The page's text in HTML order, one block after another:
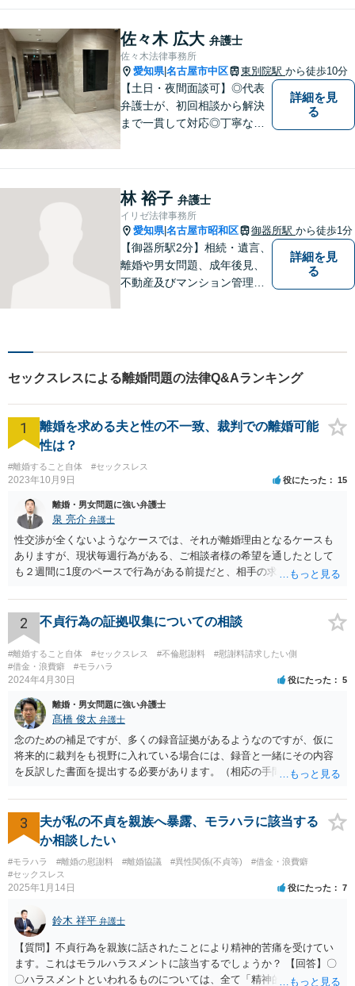
ターネット／削除請求や開示
請求、利用規約などのトラブ
ルはお任せ！相続／感情面の
納得感を重視します。
佐々木 広大 弁護士
佐々木法律事務所
愛知県|名古屋市中区 東別院駅 から徒歩10分
【土日・夜間面談可】◎代表
弁護士が、初回相談から解決
まで一貫して対応◎丁寧な対
を目指します【相続問題】遺
産分割調停や審判もお任せく
ださい【東別院駅】
詳細を見
る
林 裕子 弁護士
イリゼ法律事務所
愛知県|名古屋市昭和区 御器所駅 から徒歩1分
【御器所駅2分】相続・遺言、
離婚や男女問題、成年後見、
不動産及びマンション管理な
い、丁寧な説明と迅速な対応
を心がけております。【完全
個室】【法テラス利用可】
詳細を見
る
セックスレスによる離婚問題の法律Q&Aランキング
1
離婚を求める夫と性の不一致、裁判での離婚可能
性は？
#離婚すること自体 #セックスレス
2023年10月9日 役にたった 15
離婚・男女問題に強い弁護士
泉 亮介 弁護士
性交渉が全くないようなケースでは、それが離婚理由となるケースも
ありますが、現状毎週行為がある、ご相談者様の希望を通したとして
も２週間に1度のペースで行為がある前提だと、相手の求めている離婚
れないでしょう。 また、離婚した場合に、相手が今まで通りに生活を
するのであれば大きな違いはありませんが、そうでなくなった場合に
夫婦であれば法的に請求できたものができなくなるというデメリット
があるため、今までと何も変わらないということはないです。
2 不貞行為の証拠収集についての相談
#離婚すること自体 #セックスレス #不倫慰謝料
#慰謝料請求したい側
#借金・浪費癖
#モラハラ
2024年4月30日 役にたった 5
離婚・男女問題に強い弁護士
髙橋 俊太 弁護士
念のための補足ですが、多くの録音証拠があるようなのですが、仮に
将来的に裁判をも視野に入れている場合には、録音と一緒にその内容
を反訳した書面を提出する必要があります。（相応の手間と費用がか
るような合理的説明が必要とはなりますので、そのようなことが十分
に可能かどうかについて、一度は弁護士に直接相談なさった方がよい
と思います。 なお、夫や不倫相手自身が不倫の事実について（期間や
回数なども含め）認めて自白するような場合には、貴方において立証
する必要はなくなります。
3
夫が私の不貞を親族へ暴露、モラハラに該当する
か相談したい
#モラハラ #離婚の慰謝料 #離婚協議 #異性関係(不貞等)
#借金・浪費癖
#セックスレス
2025年1月14日 役にたった 7
鈴木 祥平 弁護士
【質問】不貞行為を親族に話されたことにより精神的苦痛を受けてい
ます。これはモラルハラスメントに該当するでしょうか？ 【回答】〇
〇ハラスメントといわれるものについては、全て「精神的・身体的苦